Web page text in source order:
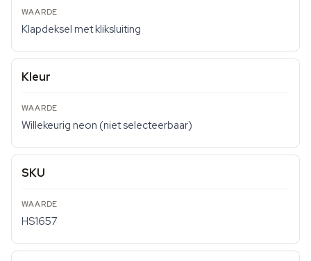
Klapdeksel met kliksluiting
Kleur
Willekeurig neon (niet selecteerbaar)
SKU
HS1657